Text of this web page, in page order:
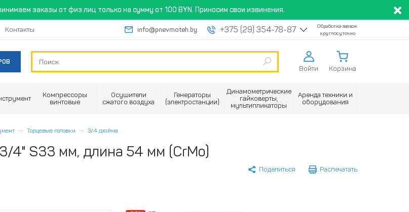
заказы от физ.лиц только на сумму от 100 BYN. Приносим свои извинения.
Контакты info@pnevmoteh.by +375 (29) 354-78-87
Обработка заявок
круглосуточно
Войти Корзина
Компрессоры
винтовые
Осушители
сжатого воздуха
Генераторы
(электростанции)
Динамометрические
гайковерты,
мультипликаторы
Аренда техники и
оборудования
Торцевые головки 3/4 дюйма
3/4" S33 мм, длина 54 мм (CrMo)
Поделиться Распечатать